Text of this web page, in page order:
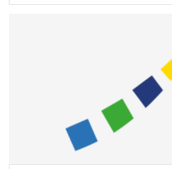
2020, avec le soutien de Liliane Poivert